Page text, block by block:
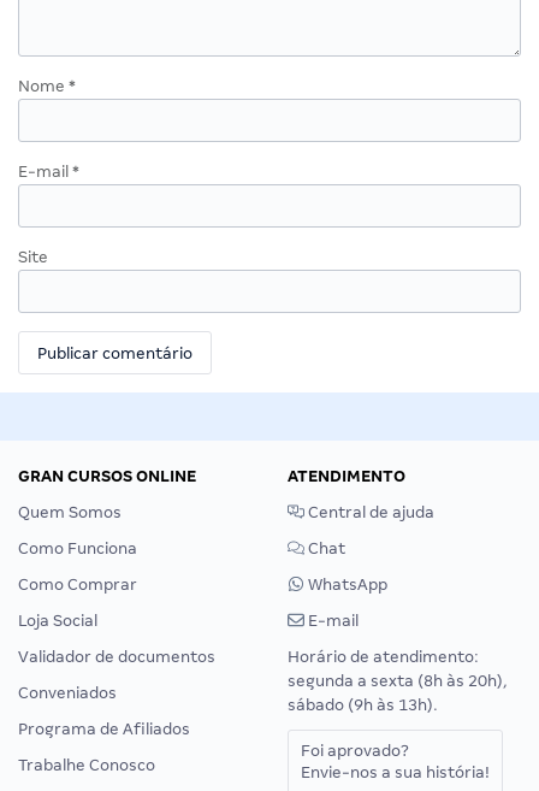
Nome *
E-mail *
Site
GRAN CURSOS ONLINE
Quem Somos
Como Funciona
Como Comprar
Loja Social
Validador de documentos
Conveniados
Programa de Afiliados
Trabalhe Conosco
ATENDIMENTO
Central de ajuda
Chat
WhatsApp
E-mail
Horário de atendimento:
segunda a sexta (8h às 20h),
sábado (9h às 13h).
Foi aprovado?
Envie-nos a sua história!